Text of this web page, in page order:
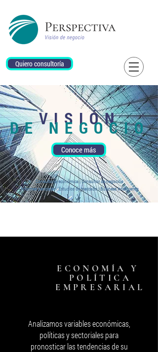
Quiero consultoría
VISIÓN
DE NEGOCIO
Conoce más
Consultoría económica | Consultor de negocios
Informes periciales | Estudios de mercado | Business Intelligence
ECONOMÍA Y
POLÍTICA
EMPRESARIAL
Analizamos variables económicas,
políticas y sectoriales para
pronosticar las tendencias de su